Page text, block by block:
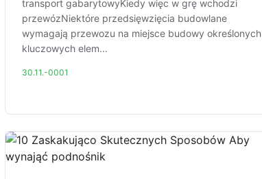
transport gabarytowyKiedy więc w grę wchodzi
przewózNiektóre przedsięwzięcia budowlane
wymagają przewozu na miejsce budowy określonych
kluczowych elem...
30.11.-0001